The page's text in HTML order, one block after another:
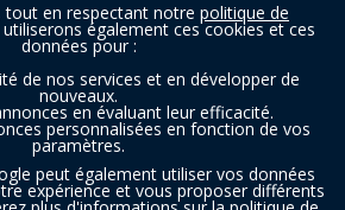
tout en respectant notre politique de
également ces cookies et ces
données pour :
de nos services et en développer de
nouveaux.
en évaluant leur efficacité.
personnalisées en fonction de vos
paramètres.
peut également utiliser vos données
expérience et vous proposer différents